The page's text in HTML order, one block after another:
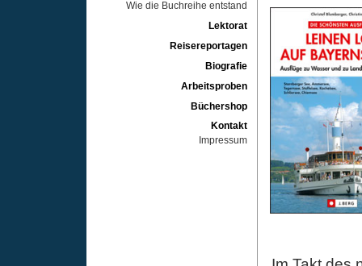
Wie die Buchreihe entstand
Lektorat
Reisereportagen
Biografie
Arbeitsproben
Büchershop
Kontakt
Impressum